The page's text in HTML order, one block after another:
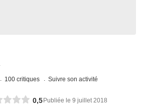
100 critiques Suivre son activité
0,5 Publiée le 9 juillet 2018